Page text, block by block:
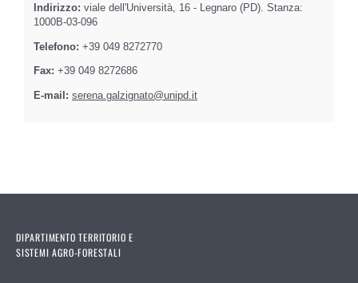
Indirizzo: viale dell'Università, 16 - Legnaro (PD). Stanza:
1000B-03-096
Telefono: +39 049 8272770
Fax: +39 049 8272686
E-mail: serena.galzignato@unipd.it
DIPARTIMENTO TERRITORIO E
SISTEMI AGRO-FORESTALI